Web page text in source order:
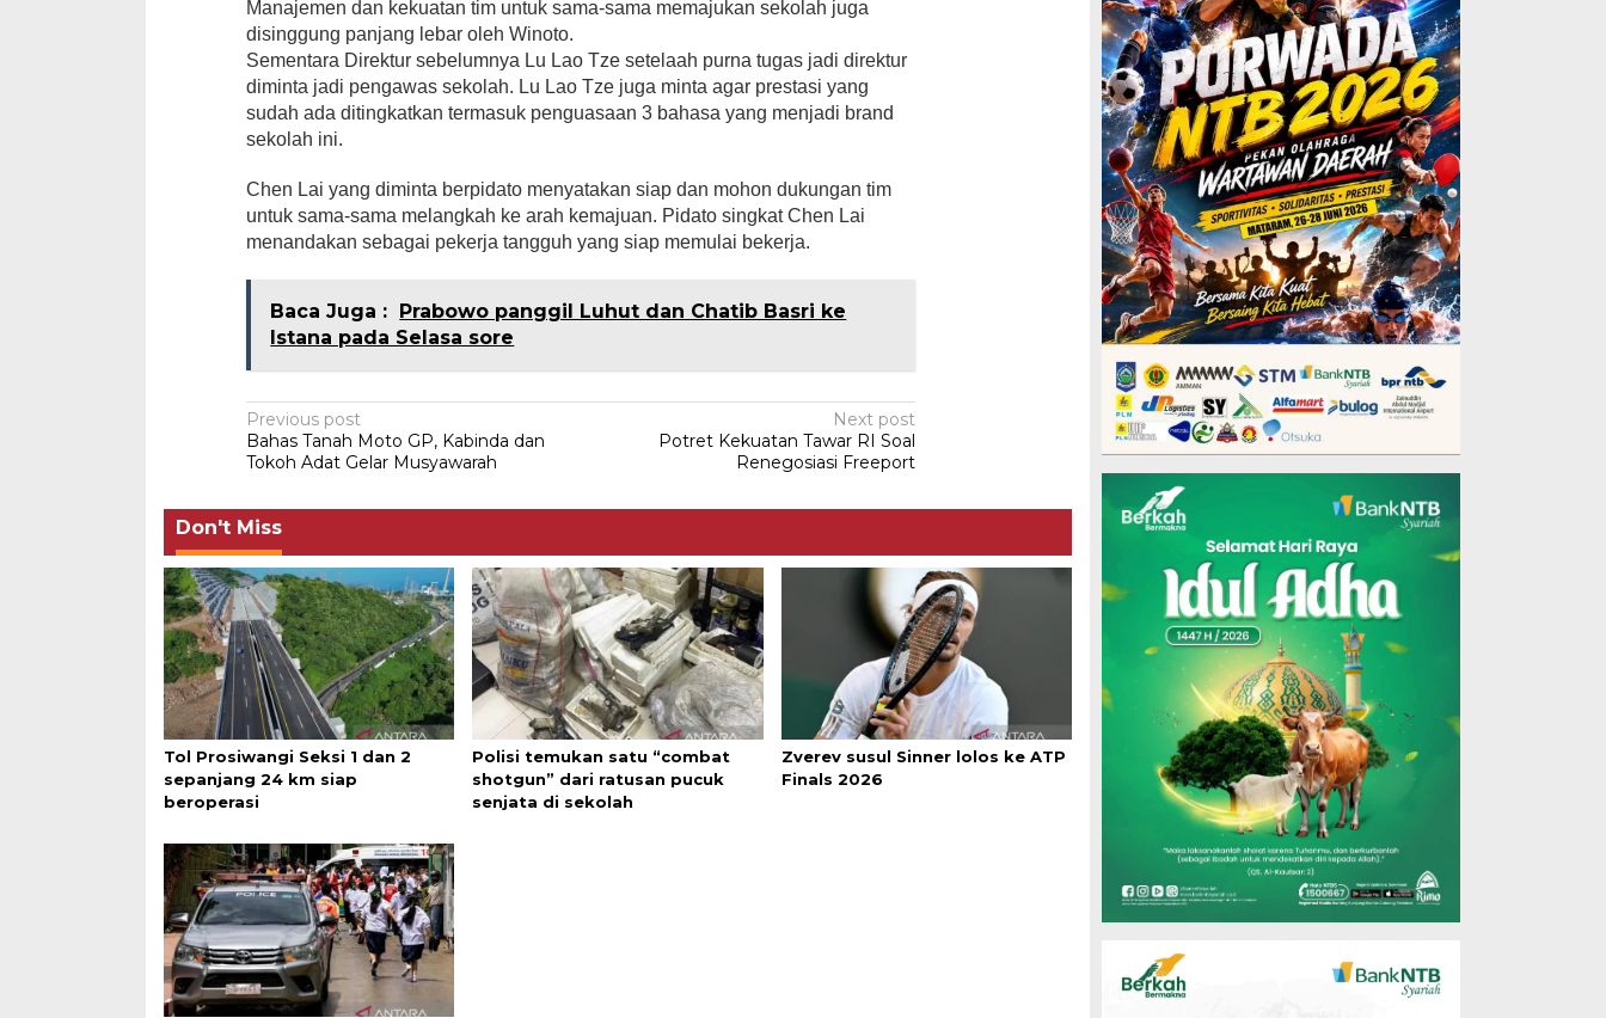
Manajemen dan kekuatan tim untuk sama-sama memajukan sekolah juga
disinggung panjang lebar oleh Winoto.
Sementara Direktur sebelumnya Lu Lao Tze setelaah purna tugas jadi direktur
diminta jadi pengawas sekolah. Lu Lao Tze juga minta agar prestasi yang
sudah ada ditingkatkan termasuk penguasaan 3 bahasa yang menjadi brand
sekolah ini.
Chen Lai yang diminta berpidato menyatakan siap dan mohon dukungan tim
untuk sama-sama melangkah ke arah kemajuan. Pidato singkat Chen Lai
menandakan sebagai pekerja tangguh yang siap memulai bekerja.
Baca Juga : Prabowo panggil Luhut dan Chatib Basri ke
Istana pada Selasa sore
Post
navigation
Previous post
Bahas Tanah Moto GP, Kabinda dan
Tokoh Adat Gelar Musyawarah
Next post
Potret Kekuatan Tawar RI Soal
Renegosiasi Freeport
Don't Miss
Tol Prosiwangi Seksi 1 dan 2
sepanjang 24 km siap
beroperasi
Polisi temukan satu “combat
shotgun” dari ratusan pucuk
senjata di sekolah
Zverev susul Sinner lolos ke ATP
Finals 2026